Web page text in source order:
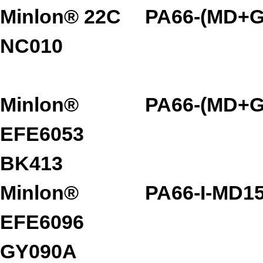
Minlon® 22C
NC010
PA66-
Minlon®
EFE6053
BK413
PA66-
Minlon®
EFE6096
GY090A
PA66-I-